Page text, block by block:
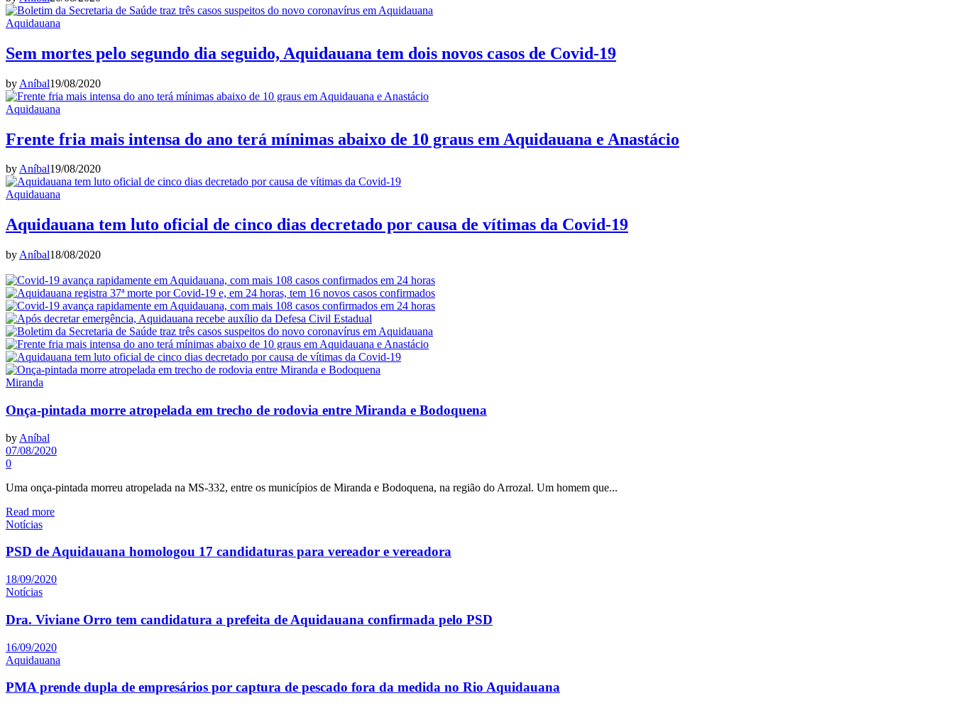
Aquidauana
Sem mortes pelo segundo dia seguido, Aquidauana tem dois novos casos de Covid-19
by Aníbal19/08/2020
Aquidauana
Frente fria mais intensa do ano terá mínimas abaixo de 10 graus em Aquidauana e Anastácio
byAníbal19/08/2020
Aquidauana
Aquidauana tem luto oficial de cinco dias decretado por causa de vítimas da Covid-19
by Aníbal18/08/2020
Miranda
Onça-pintada morre atropelada em trecho de rodovia entre Miranda e Bodoquena
by Aníbal
07/08/2020
0
Uma onça-pintada morreu atropelada na MS-332, entre os municípios de Miranda e Bodoquena, na região do Arrozal. Um homem que...
Read more
Notícias
PSD de Aquidauana homologou 17 candidaturas para vereador e vereadora
18/09/2020
Notícias
Dra. Viviane Orro tem candidatura a prefeita de Aquidauana confirmada pelo PSD
16/09/2020
Aquidauana
PMA prende dupla de empresários por captura de pescado fora da medida no Rio Aquidauana